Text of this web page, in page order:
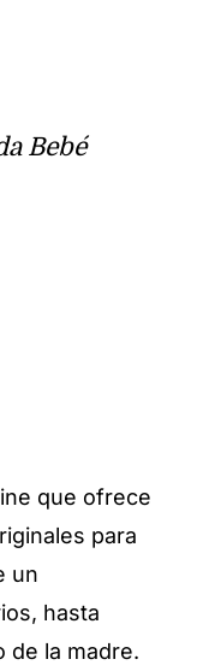
Bebé
que ofrece
para
un
hasta
de la madre.